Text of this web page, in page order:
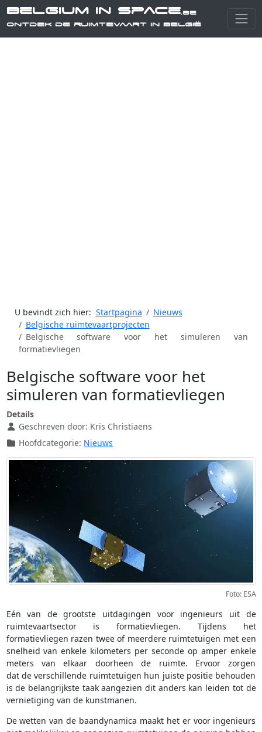
Belgium in Space.be
Ontdek de ruimtevaart in België
U bevindt zich hier: Startpagina
Nieuws
Belgische ruimtevaartprojecten
Belgische software voor het simuleren van
formatievliegen
Belgische software voor het
simuleren van formatievliegen
Details
Geschreven door: Kris Christiaens
Hoofdcategorie: Nieuws
Foto: ESA
Eén van de grootste uitdagingen voor ingenieurs uit de
ruimtevaartsector is formatievliegen. Tijdens het
formatievliegen razen twee of meerdere ruimtetuigen met een
snelheid van enkele kilometers per seconde op amper enkele
meters van elkaar doorheen de ruimte. Ervoor zorgen
dat de verschillende ruimtetuigen hun juiste positie behouden
is de belangrijkste taak aangezien dit anders kan leiden tot de
vernietiging van de kunstmanen.
De wetten van de baandynamica maakt het er voor ingenieurs